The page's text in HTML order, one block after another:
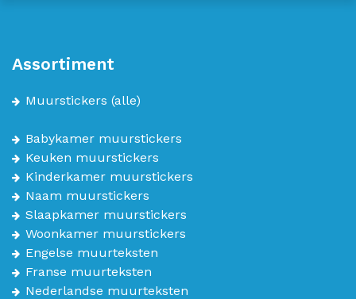
Assortiment
Muurstickers (alle)
Babykamer muurstickers
Keuken muurstickers
Kinderkamer muurstickers
Naam muurstickers
Slaapkamer muurstickers
Woonkamer muurstickers
Engelse muurteksten
Franse muurteksten
Nederlandse muurteksten